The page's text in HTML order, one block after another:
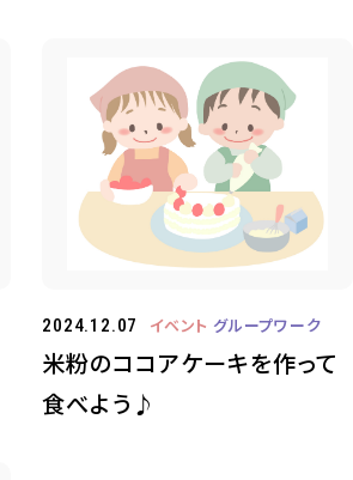
2024.12.07 イベント グループワーク
米粉のココアケーキを作って
食べよう♪